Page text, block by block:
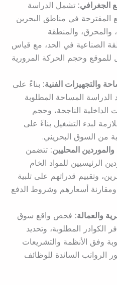
الجغرافي: تشمل الدراسة
المقترحة في مناطق البحرين
والمحرق، والمنطقة
الصناعية في الحد، مع قياس
وحجم الحركة المرورية
والتجهيزات الفنية: بناءً على
المساحة المطلوبة
الداخلية الناجحة، وحجم
لبدء التشغيل بناءً على
من السوق البحريني.
المحليين: تتضمن
الرئيسيين للمواد الخام
وتقييم قدراتهم على تلبية
أسعارهم وشروط الدفع
والعمالة: فحص واقع سوق
الكوادر المطلوبة، وتحديد
وفق الأنظمة والتشريعات
الرواتب السائدة للوظائف